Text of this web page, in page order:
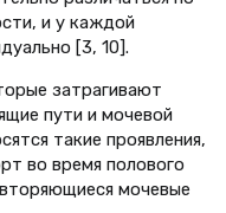
и у каждой
[3, 10].
затрагивают
пути и мочевой
такие проявления,
во время полового
мочевые